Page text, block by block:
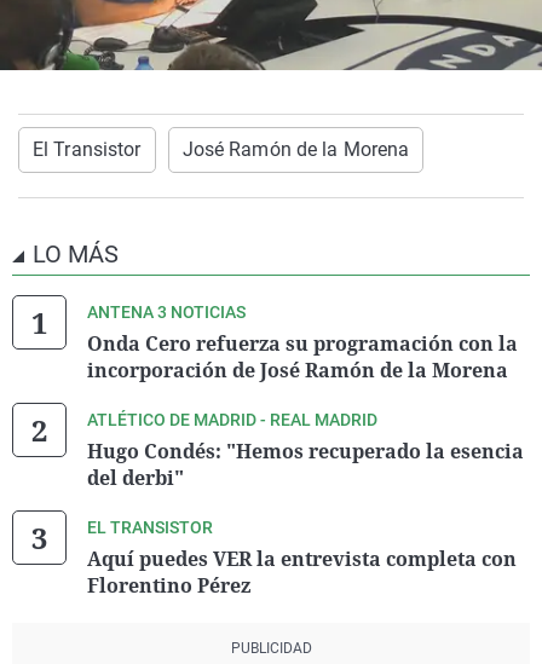
El Transistor José Ramón de la Morena
LO MÁS
ANTENA 3 NOTICIAS
Onda Cero refuerza su programación con la
incorporación de José Ramón de la Morena
ATLÉTICO DE MADRID - REAL MADRID
Hugo Condés: "Hemos recuperado la esencia
del derbi"
EL TRANSISTOR
Aquí puedes VER la entrevista completa con
Florentino Pérez